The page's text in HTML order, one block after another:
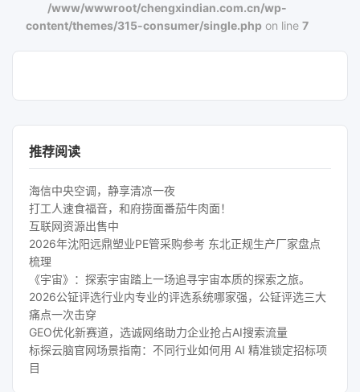
/www/wwwroot/chengxindian.com.cn/wp-
content/themes/315-consumer/single.php on line7
推荐阅读
海信中央空调，静享清凉一夜
打工人速食福音，和府捞面番茄牛肉面！
互联网资源出售中
2026年沈阳远鼎塑业PE管采购参考 东北正规生产厂家盘点
梳理
《宇宙》：探索宇宙踏上一场追寻宇宙本质的探索之旅。
2026公钲评选行业内专业的评选系统哪家强，公钲评选三大
痛点一次击穿
GEO优化新赛道，选诚网络助力企业抢占AI搜索流量
标探云脑官网场景指南：不同行业如何用 AI 精准锁定招标项
目